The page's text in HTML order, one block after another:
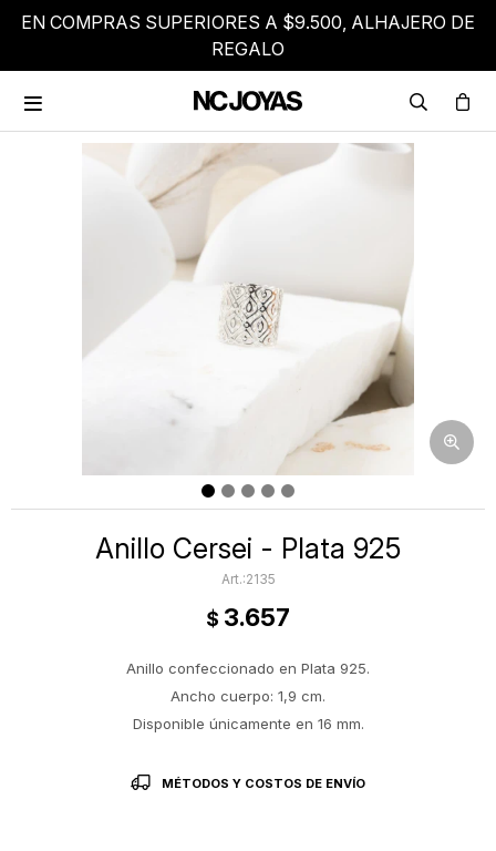
EN COMPRAS SUPERIORES A $9.500, ALHAJERO DE
REGALO

Anillo Cersei - Plata 925
2135
$ 3.657
Anillo confeccionado en Plata 925.
Ancho cuerpo: 1,9 cm.
Disponible únicamente en 16 mm.
MÉTODOS Y COSTOS DE ENVÍO